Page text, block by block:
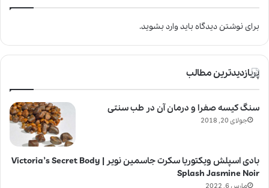
برای نوشتن دیدگاه بایدوارد بشوید.
پربازدیدترین مطالب
سنگ کیسه صفرا و درمان آن در طب سنتی
جولای 20, 2018
بادی اسپلش ویکتوریا سکرت جاسمین نویر | Victoria’s Secret Body
Splash Jasmine Noir
مارس 6, 2022